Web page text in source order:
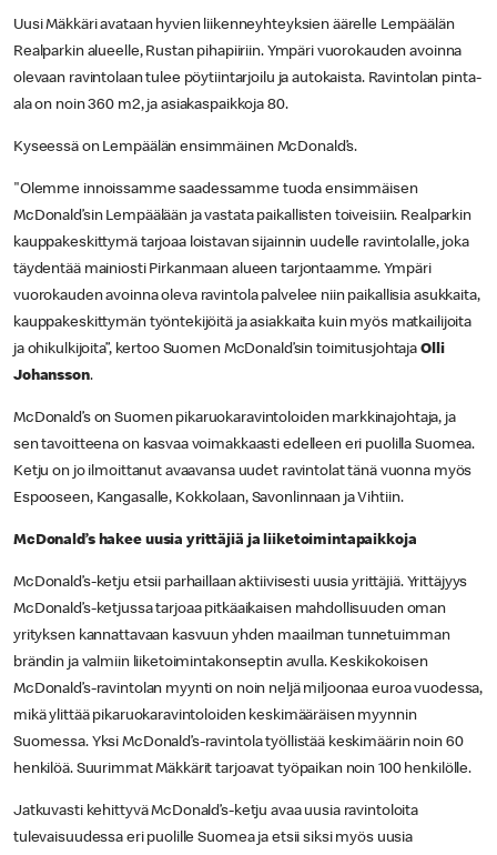
Uusi Mäkkäri avataan hyvien liikenneyhteyksien äärelle Lempäälän
Realparkin alueelle, Rustan pihapiiriin. Ympäri vuorokauden avoinna
olevaan ravintolaan tulee pöytiintarjoilu ja autokaista. Ravintolan pinta-
ala on noin 360 m2, ja asiakaspaikkoja 80.
Kyseessä on Lempäälän ensimmäinen McDonald’s.
"Olemme innoissamme saadessamme tuoda ensimmäisen
McDonald’sin Lempäälään ja vastata paikallisten toiveisiin. Realparkin
kauppakeskittymä tarjoaa loistavan sijainnin uudelle ravintolalle, joka
täydentää mainiosti Pirkanmaan alueen tarjontaamme. Ympäri
vuorokauden avoinna oleva ravintola palvelee niin paikallisia asukkaita,
kauppakeskittymän työntekijöitä ja asiakkaita kuin myös matkailijoita
ja ohikulkijoita”, kertoo Suomen McDonald’sin toimitusjohtaja Olli
Johansson.
McDonald’s on Suomen pikaruokaravintoloiden markkinajohtaja, ja
sen tavoitteena on kasvaa voimakkaasti edelleen eri puolilla Suomea.
Ketju on jo ilmoittanut avaavansa uudet ravintolat tänä vuonna myös
Espooseen, Kangasalle, Kokkolaan, Savonlinnaan ja Vihtiin.
McDonald’s hakee uusia yrittäjiä ja liiketoimintapaikkoja
McDonald’s-ketju etsii parhaillaan aktiivisesti uusia yrittäjiä. Yrittäjyys
McDonald’s-ketjussa tarjoaa pitkäaikaisen mahdollisuuden oman
yrityksen kannattavaan kasvuun yhden maailman tunnetuimman
brändin ja valmiin liiketoimintakonseptin avulla. Keskikokoisen
McDonald’s-ravintolan myynti on noin neljä miljoonaa euroa vuodessa,
mikä ylittää pikaruokaravintoloiden keskimääräisen myynnin
Suomessa. Yksi McDonald’s-ravintola työllistää keskimäärin noin 60
henkilöä. Suurimmat Mäkkärit tarjoavat työpaikan noin 100 henkilölle.
Jatkuvasti kehittyvä McDonald’s-ketju avaa uusia ravintoloita
tulevaisuudessa eri puolille Suomea ja etsii siksi myös uusia